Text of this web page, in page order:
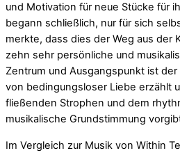
und Motivation für neue Stücke für
begann schließlich, nur für sich
merkte, dass dies der Weg aus der
zehn sehr persönliche und
Zentrum und Ausgangspunkt ist der
von bedingungsloser Liebe erzählt
fließenden Strophen und dem
musikalische Grundstimmung
Im Vergleich zur Musik von Within